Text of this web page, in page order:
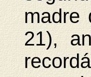
madre
21),